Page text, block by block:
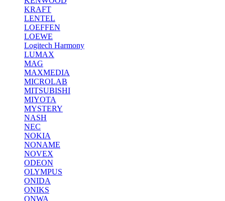
KRAFT
LENTEL
LOEFFEN
LOEWE
Logitech Harmony
LUMAX
MAG
MAXMEDIA
MICROLAB
MITSUBISHI
MIYOTA
MYSTERY
NASH
NEC
NOKIA
NONAME
NOVEX
ODEON
OLYMPUS
ONIDA
ONIKS
ONWA